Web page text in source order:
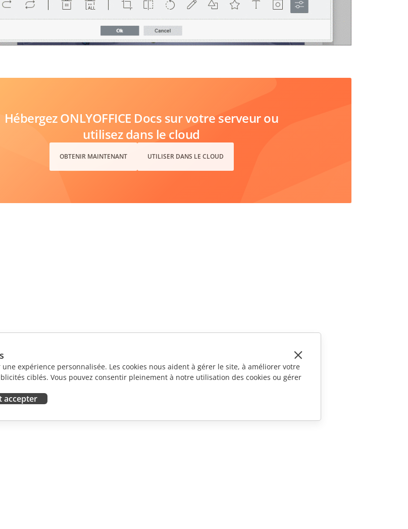
Hébergez ONLYOFFICE Docs sur votre serveur ou
utilisez dans le cloud
OBTENIR MAINTENANT UTILISER DANS LE CLOUD
expérience personnalisée. Les cookies nous aident à gérer le site, à améliorer votre
ciblés. Vous pouvez consentir pleinement à notre utilisation des cookies ou gérer
accepter